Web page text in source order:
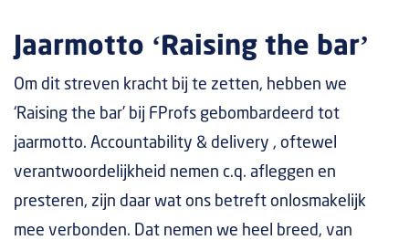
Jaarmotto ‘Raising the bar’
Om dit streven kracht bij te zetten, hebben we
‘Raising the bar’ bij FProfs gebombardeerd tot
jaarmotto. Accountability & delivery , oftewel
verantwoordelijkheid nemen c.q. afleggen en
presteren, zijn daar wat ons betreft onlosmakelijk
mee verbonden. Dat nemen we heel breed, van